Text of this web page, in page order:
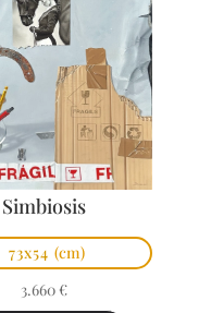
Simbiosis
73x54 (cm)
3.660 €